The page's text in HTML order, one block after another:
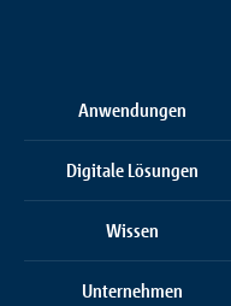
Anwendungen
Digitale Lösungen
Wissen
Unternehmen